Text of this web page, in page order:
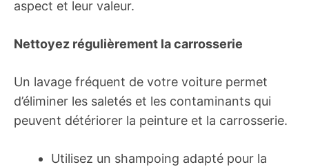
aspect et leur valeur.
Nettoyez régulièrement la carrosserie
Un lavage fréquent de votre voiture permet
d’éliminer les saletés et les contaminants qui
peuvent détériorer la peinture et la carrosserie.
Utilisez un shampoing adapté pour la